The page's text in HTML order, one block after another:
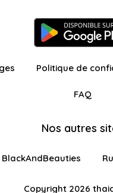
Politique de
FAQ
Nos autres
BlackAndBeauties
Copyright 2026